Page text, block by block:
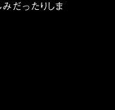
だったりしま